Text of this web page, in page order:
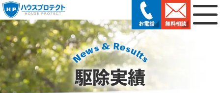
駆除実績